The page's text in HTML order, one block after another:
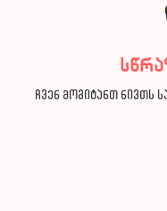
ჩვენ მოგიტანთ ნივთს